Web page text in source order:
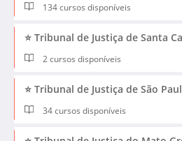
134 cursos disponíveis
⭐ Tribunal de Justiça de Santa
2 cursos disponíveis
⭐ Tribunal de Justiça de São
34 cursos disponíveis